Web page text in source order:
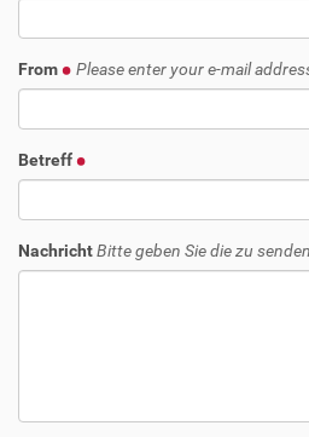
From Please enter your e-mail
Betreff
NachrichtBitte geben Sie die zu